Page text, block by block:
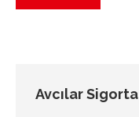
Avcılar Sigorta